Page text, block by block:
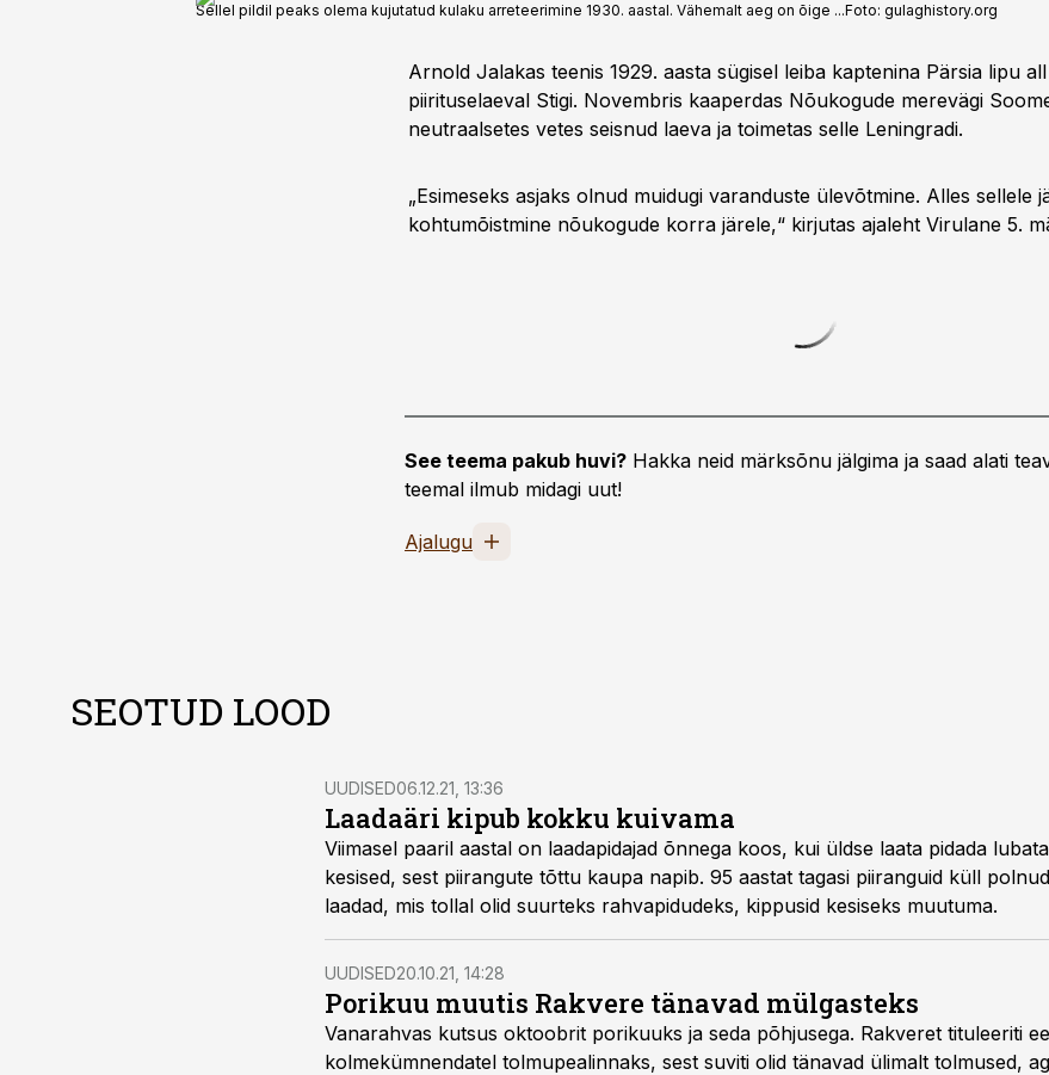
Sellel pildil peaks olema kujutatud kulaku arreteerimine 1930. aastal. Vähemalt aeg on õige ...Foto: gulaghistory.org
Arnold Jalakas teenis 1929. aasta sügisel leiba kaptenina Pärsia lipu
piirituselaeval Stigi. Novembris kaaperdas Nõukogude merevägi
neutraalsetes vetes seisnud laeva ja toimetas selle Leningradi.
„Esimeseks asjaks olnud muidugi varanduste ülevõtmine. Alles sellele
kohtumõistmine nõukogude korra järele,“ kirjutas ajaleht Virulane 5.
See teema pakub huvi? Hakka neid märksõnu jälgima ja saad alati
teemal ilmub midagi uut!
Ajalugu
SEOTUD LOOD
UUDISED06.12.21, 13:36
Laadaäri kipub kokku kuivama
Viimasel paaril aastal on laadapidajad õnnega koos, kui üldse laata pidada
kesised, sest piirangute tõttu kaupa napib. 95 aastat tagasi piiranguid küll
laadad, mis tollal olid suurteks rahvapidudeks, kippusid kesiseks muutuma.
UUDISED20.10.21, 14:28
Porikuu muutis Rakvere tänavad mülgasteks
Vanarahvas kutsus oktoobrit porikuuks ja seda põhjusega. Rakveret tituleeriti
kolmekümnendatel tolmupealinnaks, sest suviti olid tänavad ülimalt tolmused,